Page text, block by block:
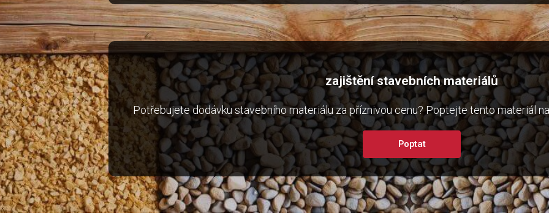
zajištění stavebních materiálů
Potřebujete dodávku stavebního materiálu za příznivou cenu? Poptejte tento materiál
Poptat